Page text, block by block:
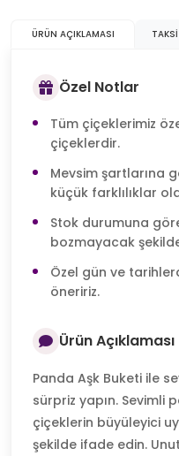
ÜRÜN AÇIKLAMASI
Özel Notlar
Tüm çiçeklerimiz
çiçeklerdir.
Mevsim şartlarına
küçük farklılıklar
Stok durumuna
bozmayacak
Özel gün ve
öneririz.
Ürün Açıklaması
Panda Aşk Buketi ile
sürpriz yapın. Sevimli
çiçeklerin büyüleyici
şekilde ifade edin.